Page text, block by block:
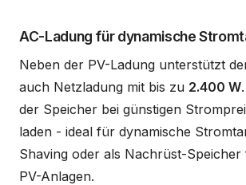
AC-Ladung für dynamische
Neben der PV-Ladung unterstützt
auch Netzladung mit bis zu 2.400 W
der Speicher bei günstigen
laden - ideal für dynamische
Shaving oder als Nachrüst-Speicher
PV-Anlagen.